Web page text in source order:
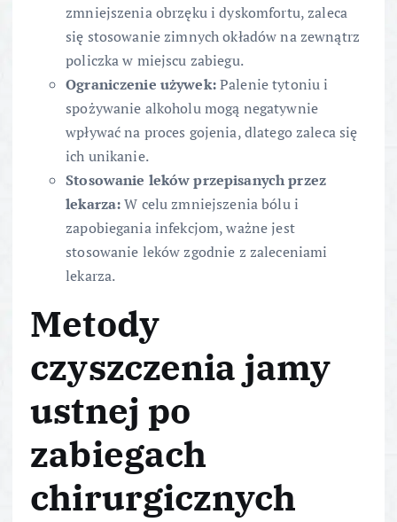
zmniejszenia obrzęku i dyskomfortu, zaleca
się stosowanie zimnych okładów na zewnątrz
policzka w miejscu zabiegu.
Ograniczenie używek:Palenie tytoniu i
spożywanie alkoholu mogą negatywnie
wpływać na proces gojenia, dlatego zaleca się
ich unikanie.
Stosowanie leków przepisanych przez
lekarza:W celu zmniejszenia bólu i
zapobiegania infekcjom, ważne jest
stosowanie leków zgodnie z zaleceniami
lekarza.
Metody
czyszczenia jamy
ustnej po
zabiegach
chirurgicznych